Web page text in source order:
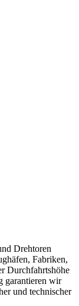
Drehtoren
Fabriken,
Durchfahrtshöhe
garantieren wir
und technischer